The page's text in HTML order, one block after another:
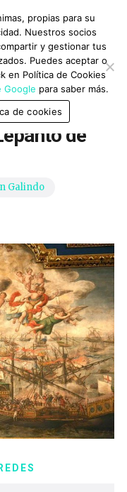
de
Galindo
propias para su
Nuestros socios
y gestionar tus
Puedes aceptar o
en Política de Cookies
Google para saber más.
de cookies